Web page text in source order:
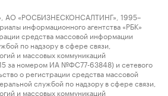
«РОСБИЗНЕСКОНСАЛТИНГ», 1995–
информационного агентства «РБК»
средства массовой информации
по надзору в сфере связи,
и массовых коммуникаций
за номером ИА №ФС77-63848) и сетевого
о регистрации средства массовой
службой по надзору в сфере связи,
и массовых коммуникаций